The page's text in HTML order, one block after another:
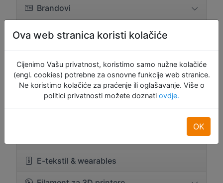
Brandovi
Eksper. i proto pločice
Komponente
Konektori i žice
Hlađenje
E-tekstil & wearables
Ova web stranica koristi kolačiće
Cijenimo Vašu privatnost, koristimo samo nužne kolačiće
(engl. cookies) potrebne za osnovne funkcije web stranice.
Ne koristimo kolačiće za praćenje ili oglašavanje. Više o
politici privatnosti možete doznati ovdje.
OK